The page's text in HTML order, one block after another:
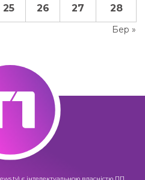
Бер »
25 26 27 28
є інтелектуальною власністю ПП